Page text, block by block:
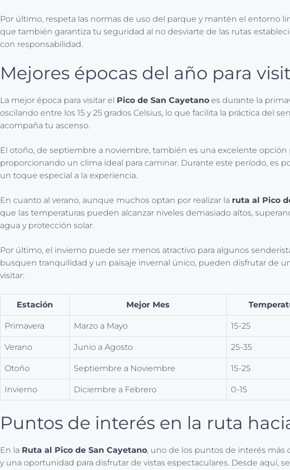
Por último, respeta las normas de uso del parque y mantén el entorno
que también garantiza tu seguridad al no desviarte de las rutas
con responsabilidad.
Mejores épocas del año para
La mejor época para visitar el Pico de San Cayetano es durante la
oscilando entre los 15 y 25 grados Celsius, lo que facilita la práctica del
acompaña tu ascenso.
El otoño, de septiembre a noviembre, también es una excelente
proporcionando un clima ideal para caminar. Durante este período, es
un toque especial a la experiencia.
En cuanto al verano, aunque muchos optan por realizar la ruta al Pico
que las temperaturas pueden alcanzar niveles demasiado altos,
agua y protección solar.
Por último, el invierno puede ser menos atractivo para algunos
busquen tranquilidad y un paisaje invernal único, pueden disfrutar de
visitar:
Estación Mejor Mes
Primavera Marzo a Mayo 15-25
Verano Junio a Agosto 25-35
Otoño Septiembre a Noviembre 15-25
Invierno Diciembre a Febrero 0-15
Puntos de interés en la ruta
En la Ruta al Pico de San Cayetano, uno de los puntos de interés más
y una oportunidad para disfrutar de vistas espectaculares. Desde aquí,